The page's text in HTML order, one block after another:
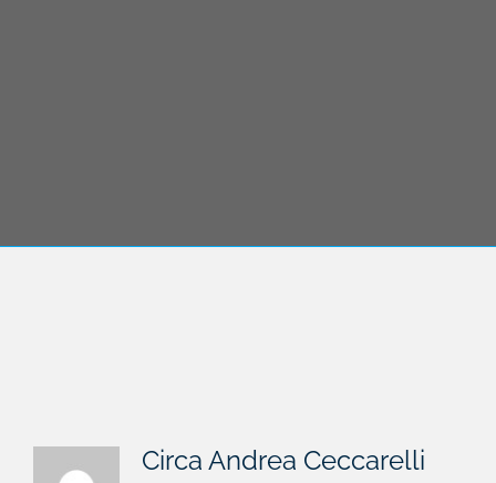
Circa Andrea Ceccarelli